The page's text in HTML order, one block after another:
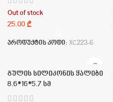
Out of stock
₾
პროდუქტის კოდი: XC223-6
გულის სილიკონის ყალიბი
8.6*16*5.7 სმ